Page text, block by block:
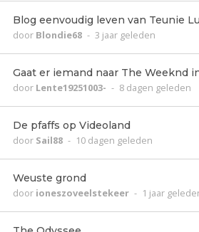
Blog eenvoudig leven van Teunie
door Blondie68 - 3 jaar geleden
Gaat er iemand naar The Weeknd
door Lente19251003- - 8 dagen geleden
De pfaffs op Videoland
door Sail88 - 10 dagen geleden
Weuste grond
door ioneszoveelstekeer - 1 jaar